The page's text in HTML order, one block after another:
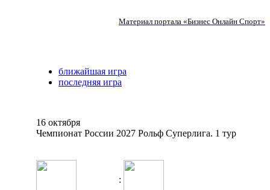
Материал портала «Бизнес Онлайн Спорт»
ближайшая игра
последняя игра
16 октября
Чемпионат России 2027 Рольф Суперлига. 1 тур
: